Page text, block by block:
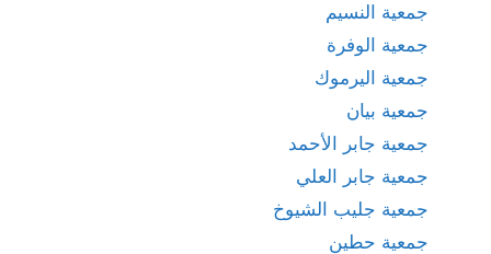
جمعية النسيم
جمعية الوفرة
جمعية اليرموك
جمعية بيان
جمعية جابر الأحمد
جمعية جابر العلي
جمعية جليب الشيوخ
جمعية حطين